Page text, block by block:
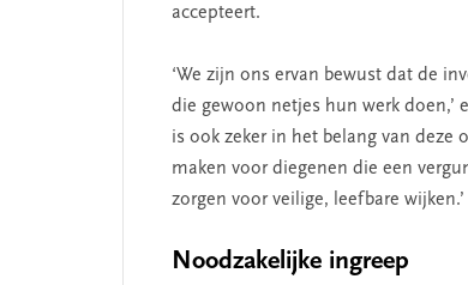
accepteert.
‘We zijn ons ervan bewust dat de
die gewoon netjes hun werk doen,’
is ook zeker in het belang van deze
maken voor diegenen die een
zorgen voor veilige, leefbare wijken.’
Noodzakelijke ingreep